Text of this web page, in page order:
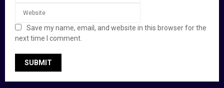
Save my name, email, and website in this browser for the
next time I comment.